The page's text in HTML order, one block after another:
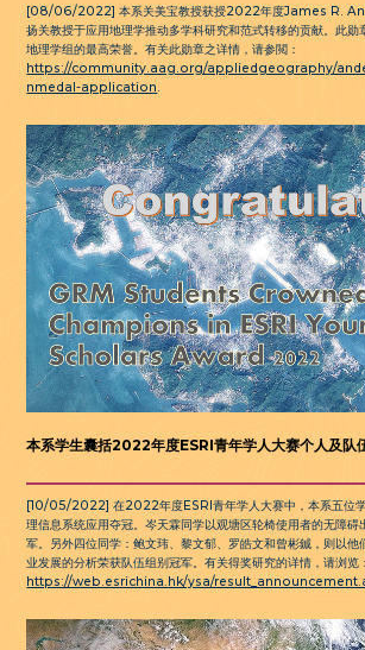
[08/06/2022] 本系关美宝教授获授2022年度James R.
扬关教授于应用地理学推动多学科研究和范式转移的贡献。此勋
地理学组的最高荣誉。有关此勋章之详情，请参閲：
https://community.aag.org/appliedgeography/
nmedal-application.
本系学生囊括2022年度ESRI青年学人大赛个人及队
[10/05/2022] 在2022年度ESRI青年学人大赛中，本系五位
理信息系统应用夺冠。岑天霖同学以观塘区轮椅使用者的无障碍
军。另外四位同学：鲍文玮、黎文郁、罗皓文和曾彬鋮，则以他
业发展的分析荣获队伍组别冠军。有关得奖研究的详情，请浏览：
https://web.esrichina.hk/ysa/